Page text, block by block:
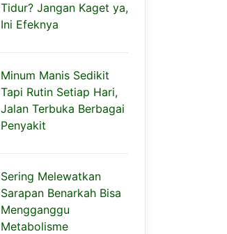
Tidur? Jangan Kaget ya,
Ini Efeknya
Minum Manis Sedikit
Tapi Rutin Setiap Hari,
Jalan Terbuka Berbagai
Penyakit
Sering Melewatkan
Sarapan Benarkah Bisa
Mengganggu
Metabolisme